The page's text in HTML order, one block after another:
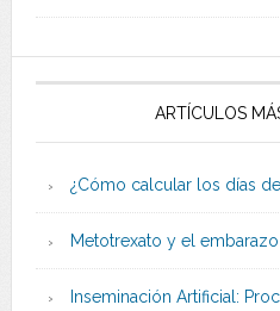
ARTÍCULOS
¿Cómo calcular los días
Metotrexato y el
Inseminación Artificial: